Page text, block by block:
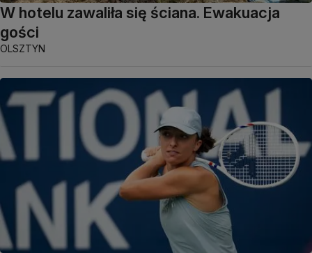
W hotelu zawaliła się ściana. Ewakuacja
gości
OLSZTYN